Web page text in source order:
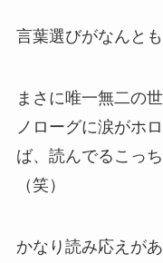
言葉選びがなんと
まさに唯一無二の
ノローグに涙がホ
ば、読んでるこっ
（笑）
かなり読み応えが